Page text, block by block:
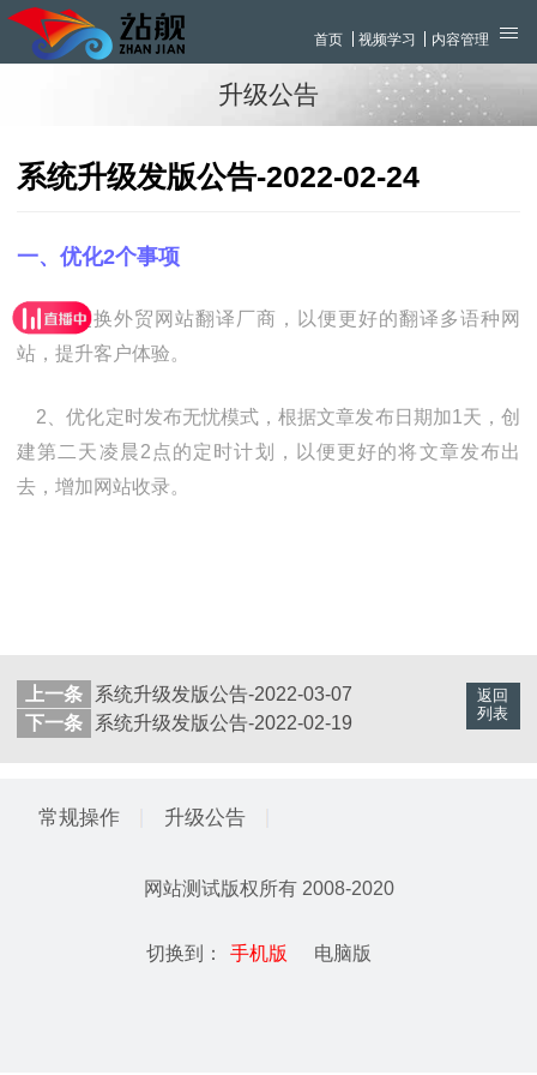
首页 视频学习 内容管理
升级公告
系统升级发版公告-2022-02-24
一、优化2个事项
1、更换外贸网站翻译厂商，以便更好的翻译多语种网
站，提升客户体验。
2、优化定时发布无忧模式，根据文章发布日期加1天，创
建第二天凌晨2点的定时计划，以便更好的将文章发布出
去，增加网站收录。
返回
列表
上一条
系统升级发版公告-2022-03-07
下一条
系统升级发版公告-2022-02-19
常规操作 升级公告
网站测试版权所有 2008-2020
切换到： 手机版 电脑版